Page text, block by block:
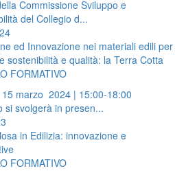
Commissione Sviluppo e
del Collegio d...
ed Innovazione nei materiali edili per
sostenibilità e qualità: la Terra Cotta
FORMATIVO
marzo 2024 | 15:00-18:00
si svolgerà in presen...
in Edilizia: innovazione e
FORMATIVO